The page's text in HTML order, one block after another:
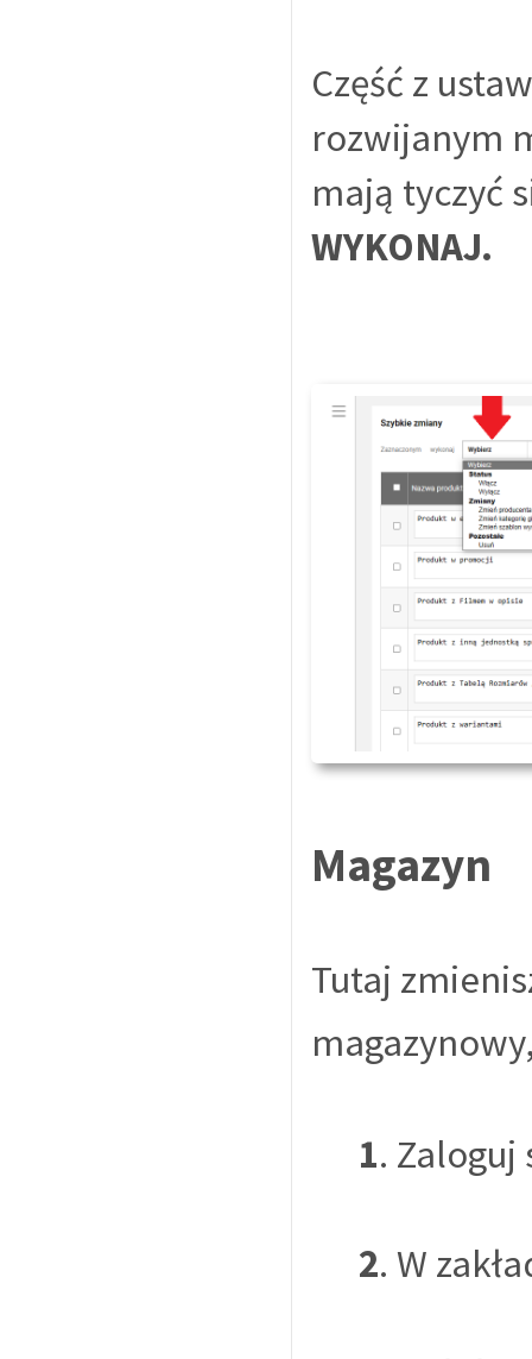
Część z
rozwijanym
mają tyczyć
WYKONAJ.
Magazyn
Tutaj
1.
2. W